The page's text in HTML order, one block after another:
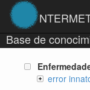
Base de
error